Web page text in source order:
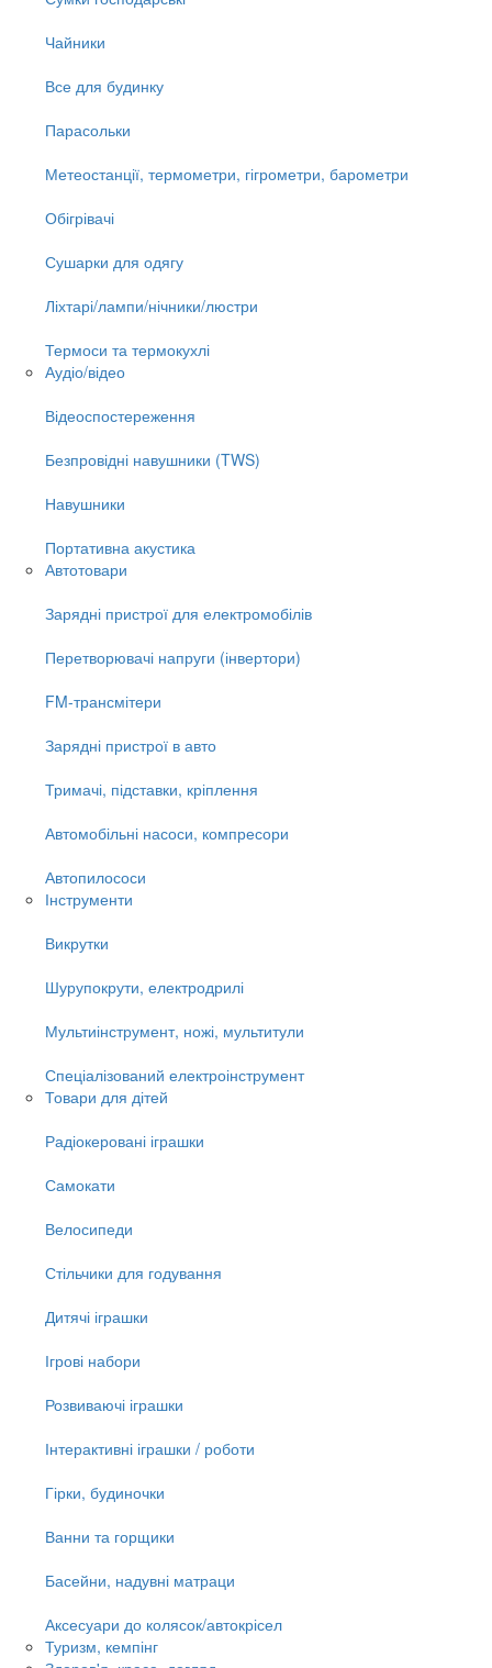
Чайники
Все для будинку
Парасольки
Метеостанції, термометри, гігрометри, барометри
Обігрівачі
Сушарки для одягу
Ліхтарі/лампи/нічники/люстри
Термоси та термокухлі
Аудіо/відео
Відеоспостереження
Безпровідні навушники (TWS)
Навушники
Портативна акустика
Автотовари
Зарядні пристрої для електромобілів
Перетворювачі напруги (інвертори)
FM-трансмітери
Зарядні пристрої в авто
Тримачі, підставки, кріплення
Автомобільні насоси, компресори
Автопилососи
Інструменти
Викрутки
Шурупокрути, електродрилі
Мультиінструмент, ножі, мультитули
Спеціалізований електроінструмент
Товари для дітей
Радіокеровані іграшки
Самокати
Велосипеди
Стільчики для годування
Дитячі іграшки
Ігрові набори
Розвиваючі іграшки
Інтерактивні іграшки / роботи
Гірки, будиночки
Ванни та горщики
Басейни, надувні матраци
Аксесуари до колясок/автокрісел
Туризм, кемпінг